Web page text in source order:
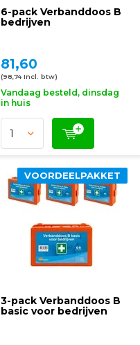
6-pack Verbanddoos B
bedrijven
81,60
(98,74 Incl. btw)
Vandaag besteld, dinsdag
in huis
3-pack Verbanddoos B
basic voor bedrijven
VOORDEELPAKKET